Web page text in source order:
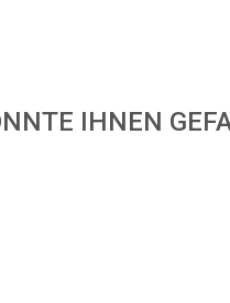
IHNEN